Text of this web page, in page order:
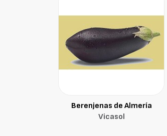
Berenjenas de Almería
Vicasol